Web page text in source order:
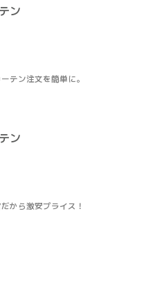
テン注文を簡単に。
から激安プライス！